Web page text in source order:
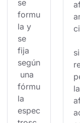
se
formu
la y
se
fija
según
una
fórmu
la
espec